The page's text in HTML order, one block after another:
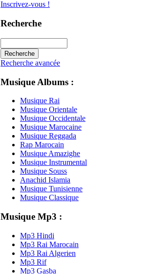
Inscrivez-vous !
Recherche
Recherche avancée
Musique Albums :
Musique Rai
Musique Orientale
Musique Occidentale
Musique Marocaine
Musique Reggada
Rap Marocain
Musique Amazighe
Musique Instrumental
Musique Souss
Anachid Islamia
Musique Tunisienne
Musique Classique
Musique Mp3 :
Mp3 Hindi
Mp3 Rai Marocain
Mp3 Rai Algerien
Mp3 Rif
Mp3 Gasba